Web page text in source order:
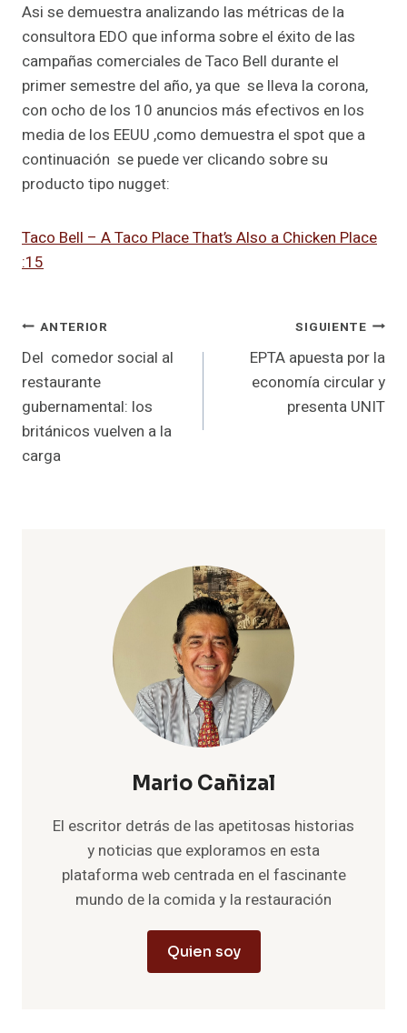
Asi se demuestra analizando las métricas de la
consultora EDO que informa sobre el éxito de las
campañas comerciales de Taco Bell durante el
primer semestre del año, ya que se lleva la corona,
con ocho de los 10 anuncios más efectivos en los
media de los EEUU ,como demuestra el spot que a
continuación se puede ver clicando sobre su
producto tipo nugget:
Taco Bell – A Taco Place That’s Also a Chicken Place
:15
Navegación
de
entradas
ANTERIOR
Del comedor social al
restaurante
gubernamental: los
británicos vuelven a la
carga
SIGUIENTE
EPTA apuesta por la
economía circular y
presenta UNIT
Mario Cañizal
El escritor detrás de las apetitosas historias
y noticias que exploramos en esta
plataforma web centrada en el fascinante
mundo de la comida y la restauración
Quien soy